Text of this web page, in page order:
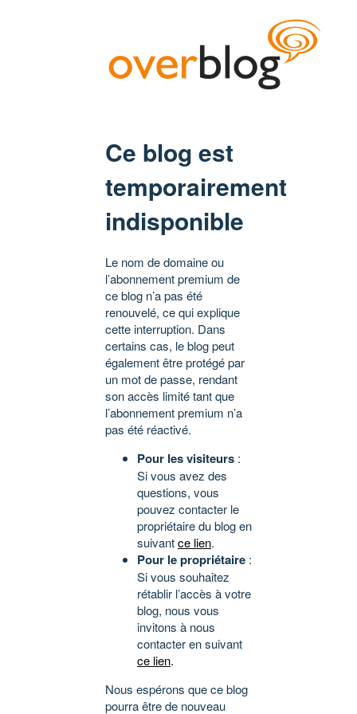
Ce blog est
temporairement
indisponible
Le nom de domaine ou
l’abonnement premium de
ce blog n’a pas été
renouvelé, ce qui explique
cette interruption. Dans
certains cas, le blog peut
également être protégé par
un mot de passe, rendant
son accès limité tant que
l’abonnement premium n’a
pas été réactivé.
Pour les visiteurs :
Si vous avez des
questions, vous
pouvez contacter le
propriétaire du blog en
suivantce lien.
Pour le propriétaire :
Si vous souhaitez
rétablir l’accès à votre
blog, nous vous
invitons à nous
contacter en suivant
ce lien.
Nous espérons que ce blog
pourra être de nouveau